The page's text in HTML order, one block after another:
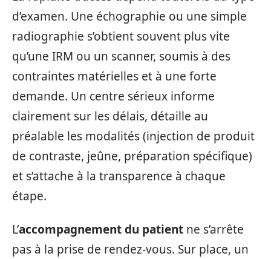
d’examen. Une échographie ou une simple
radiographie s’obtient souvent plus vite
qu’une IRM ou un scanner, soumis à des
contraintes matérielles et à une forte
demande. Un centre sérieux informe
clairement sur les délais, détaille au
préalable les modalités (injection de produit
de contraste, jeûne, préparation spécifique)
et s’attache à la transparence à chaque
étape.
L’accompagnement du patient ne s’arrête
pas à la prise de rendez-vous. Sur place, un